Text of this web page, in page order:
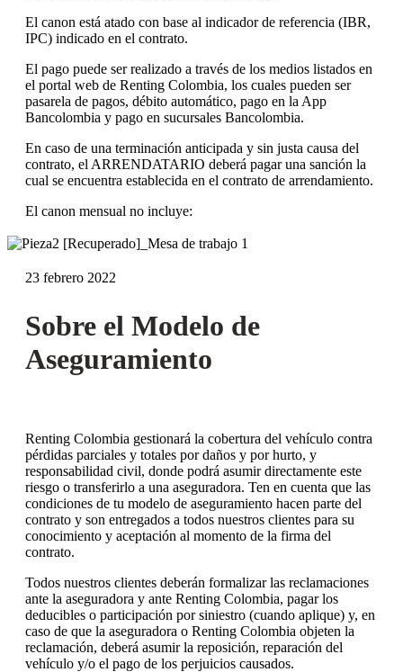
El canon está atado con base al indicador de referencia (IBR,
IPC) indicado en el contrato.
El pago puede ser realizado a través de los medios listados en
el portal web de Renting Colombia, los cuales pueden ser
pasarela de pagos, débito automático, pago en la App
Bancolombia y pago en sucursales Bancolombia.
En caso de una terminación anticipada y sin justa causa del
contrato, el ARRENDATARIO deberá pagar una sanción la
cual se encuentra establecida en el contrato de arrendamiento.
El canon mensual no incluye:
23 febrero 2022
Sobre el Modelo de
Aseguramiento
Renting Colombia gestionará la cobertura del vehículo contra
pérdidas parciales y totales por daños y por hurto, y
responsabilidad civil, donde podrá asumir directamente este
riesgo o transferirlo a una aseguradora. Ten en cuenta que las
condiciones de tu modelo de aseguramiento hacen parte del
contrato y son entregados a todos nuestros clientes para su
conocimiento y aceptación al momento de la firma del
contrato.
Todos nuestros clientes deberán formalizar las reclamaciones
ante la aseguradora y ante Renting Colombia, pagar los
deducibles o participación por siniestro (cuando aplique) y, en
caso de que la aseguradora o Renting Colombia objeten la
reclamación, deberá asumir la reposición, reparación del
vehículo y/o el pago de los perjuicios causados.